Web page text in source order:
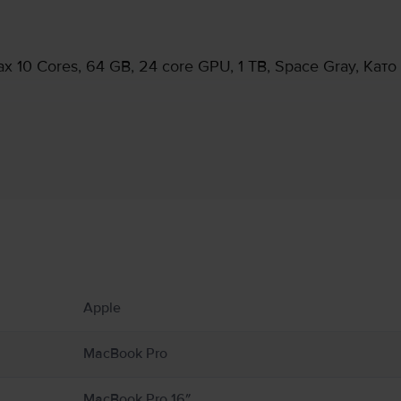
10 Cores, 64 GB, 24 core GPU, 1 TB, Space Gray,
радиатори или камини, където температурите могат да надхвърлят 100°C.
от влага, влажност или атмосферни условия като дъжд, сняг и мъгла. За
захранващ адаптер по време на работа или зареждане. MacBook
могат да попречат на медицински устройства. Консултирайте се с
Apple
MacBook Pro